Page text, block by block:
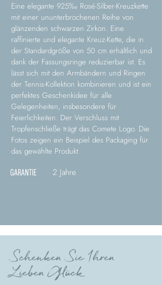
Eine elegante 925‰ Rosé-Silber-Kreuzkette
mit einer ununterbrochenen Reihe von
glänzenden schwarzen Zirkon. Eine
raffinierte und elegante Kreuz-Kette, die in
der Standardgröße von 50 cm erhältlich und
dank der Fassungsringe reduzierbar ist. Es
lässt sich mit den Armbändern und Ringen
der Tennis-Kollektion kombinieren und ist ein
perfektes Geschenkidee für alle
Gelegenheiten, insbesondere für
Feierlichkeiten. Der Verschluss mit
Tropfenschließe trägt das Comete Logo. Die
Fotos zeigen ein Beispiel des Packaging für
das gewählte Produkt.
GARANTIE 2 Jahre
Schenken Sie Ihren
Lieben Glück